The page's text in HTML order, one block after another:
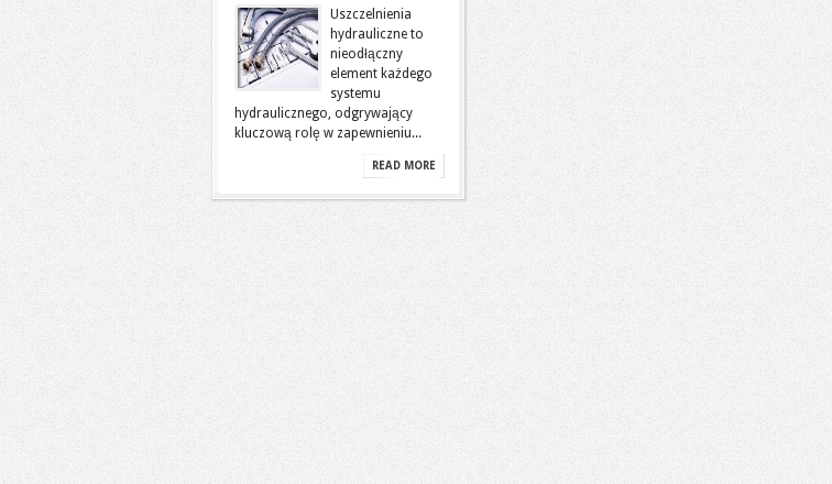
Uszczelnienia
hydrauliczne to
nieodłączny
element każdego
systemu
hydraulicznego, odgrywający
kluczową rolę w zapewnieniu...
READ MORE